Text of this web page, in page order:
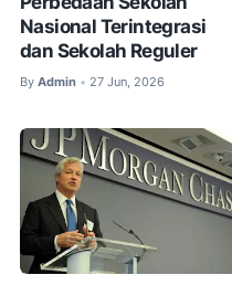
Nasional Terintegrasi
dan Sekolah Reguler
By Admin • 27 Jun, 2026